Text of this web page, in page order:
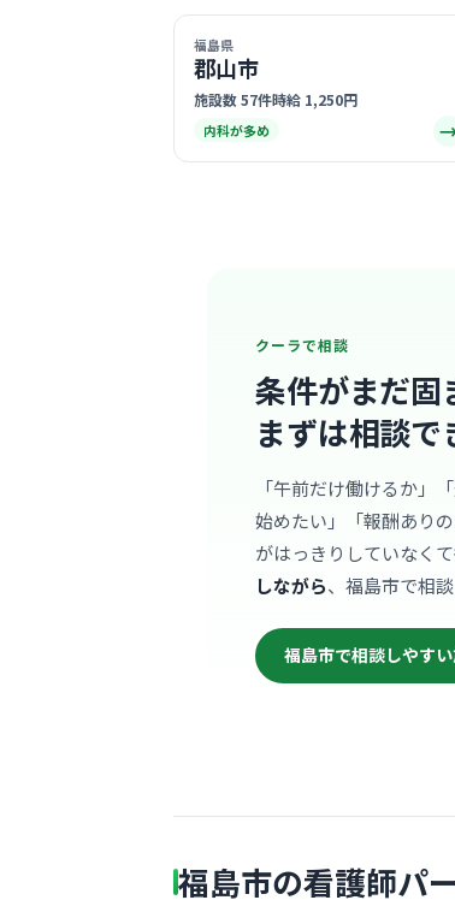
福島県
郡山市
施設数 57件時給 1,250円
内科が多め
クーラで相談
条件がまだ固
まずは相談で
「午前だけ働けるか」
始めたい」「報酬あり
がはっきりしていなく
しながら、福島市で相
福島市で相談しやす
福島市の看護師パ